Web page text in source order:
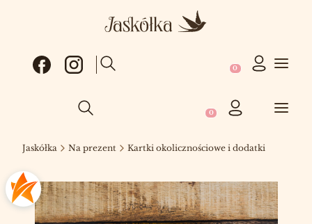
Otwórz wyszukiwarkę Produkty w
Otwórz wyszukiwarkę Produkty w koszyku:
Jaskółka Na prezent Kartki okolicznościowe i dodatki